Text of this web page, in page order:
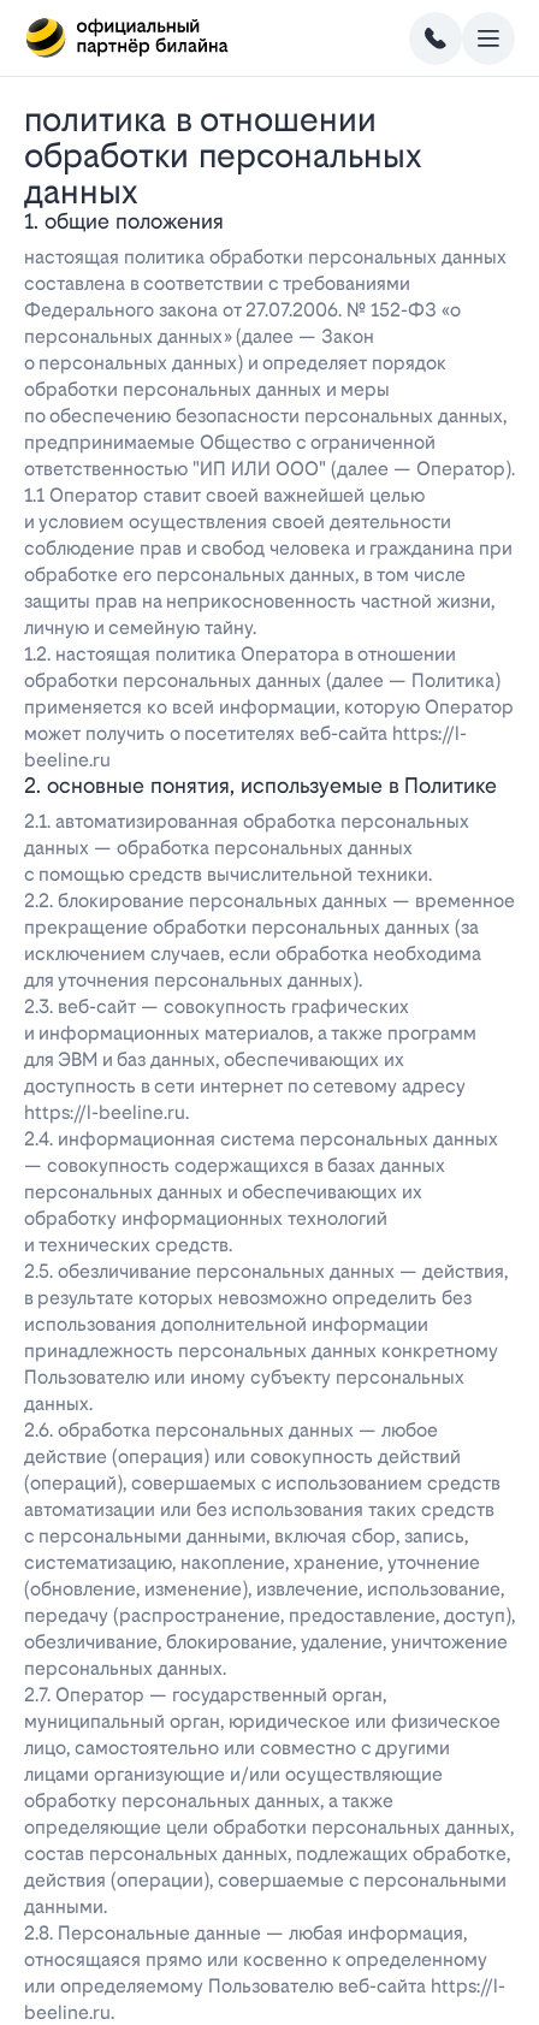
политика в отношении
обработки персональных
данных
1. общие положения
настоящая политика обработки персональных данных
составлена в соответствии с требованиями
Федерального закона от 27.07.2006. № 152-ФЗ «о
персональных данных» (далее — Закон
о персональных данных) и определяет порядок
обработки персональных данных и меры
по обеспечению безопасности персональных данных,
предпринимаемые Общество с ограниченной
ответственностью "ИП ИЛИ ООО" (далее — Оператор).
1.1 Оператор ставит своей важнейшей целью
и условием осуществления своей деятельности
соблюдение прав и свобод человека и гражданина при
обработке его персональных данных, в том числе
защиты прав на неприкосновенность частной жизни,
личную и семейную тайну.
1.2. настоящая политика Оператора в отношении
обработки персональных данных (далее — Политика)
применяется ко всей информации, которую Оператор
может получить о посетителях веб-сайта https://l-
beeline.ru
2. основные понятия, используемые в Политике
2.1. автоматизированная обработка персональных
данных — обработка персональных данных
с помощью средств вычислительной техники.
2.2. блокирование персональных данных — временное
прекращение обработки персональных данных (за
исключением случаев, если обработка необходима
для уточнения персональных данных).
2.3. веб-сайт — совокупность графических
и информационных материалов, а также программ
для ЭВМ и баз данных, обеспечивающих их
доступность в сети интернет по сетевому адресу
https://l-beeline.ru.
2.4. информационная система персональных данных
— совокупность содержащихся в базах данных
персональных данных и обеспечивающих их
обработку информационных технологий
и технических средств.
2.5. обезличивание персональных данных — действия,
в результате которых невозможно определить без
использования дополнительной информации
принадлежность персональных данных конкретному
Пользователю или иному субъекту персональных
данных.
2.6. обработка персональных данных — любое
действие (операция) или совокупность действий
(операций), совершаемых с использованием средств
автоматизации или без использования таких средств
с персональными данными, включая сбор, запись,
систематизацию, накопление, хранение, уточнение
(обновление, изменение), извлечение, использование,
передачу (распространение, предоставление, доступ),
обезличивание, блокирование, удаление, уничтожение
персональных данных.
2.7. Оператор — государственный орган,
муниципальный орган, юридическое или физическое
лицо, самостоятельно или совместно с другими
лицами организующие и/или осуществляющие
обработку персональных данных, а также
определяющие цели обработки персональных данных,
состав персональных данных, подлежащих обработке,
действия (операции), совершаемые с персональными
данными.
2.8. Персональные данные — любая информация,
относящаяся прямо или косвенно к определенному
или определяемому Пользователю веб-сайта https://l-
beeline.ru.